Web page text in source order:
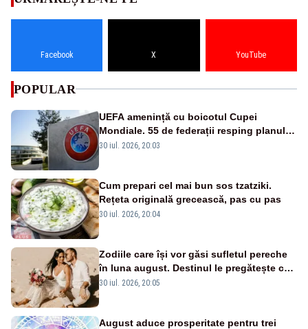
Facebook X YouTube
POPULAR
UEFA amenință cu boicotul Cupei
Mondiale. 55 de federații resping planul
FIFA al lui Infantino
30 iul. 2026, 20:03
Cum prepari cel mai bun sos tzatziki.
Rețeta originală grecească, pas cu pas
30 iul. 2026, 20:04
Zodiile care își vor găsi sufletul pereche
în luna august. Destinul le pregătește cea
mai mare surpriză
30 iul. 2026, 20:05
August aduce prosperitate pentru trei